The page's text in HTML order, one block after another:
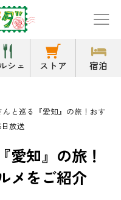
シェ ストア 宿泊
んと巡る『愛知』の旅！おす
放送
愛知』の旅！
メをご紹介